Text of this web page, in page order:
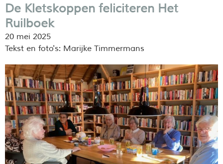
De Kletskoppen feliciteren Het
Ruilboek
20 mei 2025
Tekst en foto's: Marijke Timmermans